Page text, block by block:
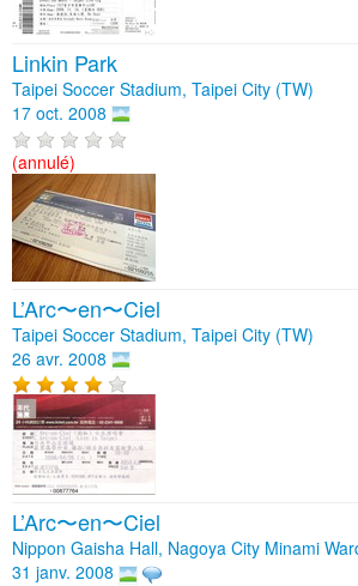
Linkin Park
Taipei Soccer Stadium, Taipei City (TW)
17 oct. 2008
(annulé)
L’Arc〜en〜Ciel
Taipei Soccer Stadium, Taipei City (TW)
26 avr. 2008
L’Arc〜en〜Ciel
Nippon Gaisha Hall, Nagoya City Minami
31 janv. 2008